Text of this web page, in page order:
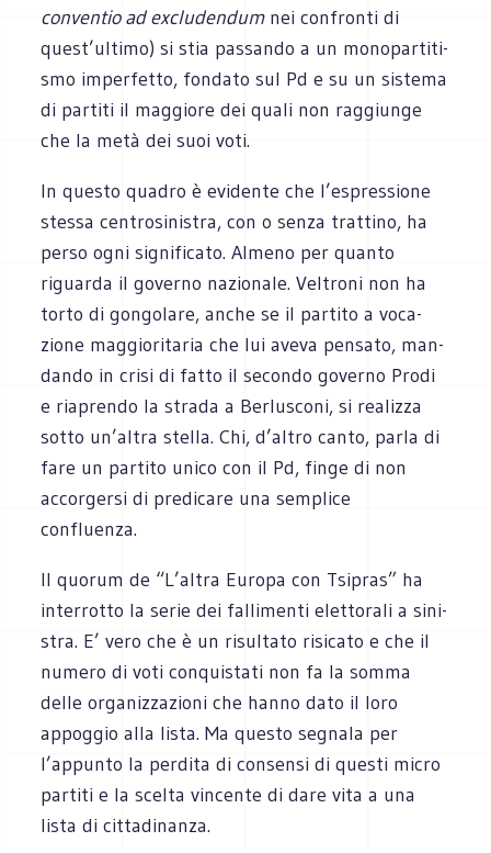
con­ven­tio ad exclu­den­dumnei con­fronti di
quest’ultimo) si stia pas­sando a un mono­par­ti­ti­
smo imper­fetto, fon­dato sul Pd e su un sistema
di par­titi il mag­giore dei quali non rag­giunge
che la metà dei suoi voti.
In que­sto qua­dro è evi­dente che l’espressione
stessa cen­tro­si­ni­stra, con o senza trat­tino, ha
perso ogni signi­fi­cato. Almeno per quanto
riguarda il governo nazio­nale. Vel­troni non ha
torto di gon­go­lare, anche se il par­tito a voca­
zione mag­gio­ri­ta­ria che lui aveva pen­sato, man­
dando in crisi di fatto il secondo governo Prodi
e ria­prendo la strada a Ber­lu­sconi, si rea­lizza
sotto un’altra stella. Chi, d’altro canto, parla di
fare un par­tito unico con il Pd, finge di non
accor­gersi di pre­di­care una sem­plice
confluenza.
Il quo­rum de “L’altra Europa con Tsi­pras” ha
inter­rotto la serie dei fal­li­menti elet­to­rali a sini­
stra. E’ vero che è un risul­tato risi­cato e che il
numero di voti con­qui­stati non fa la somma
delle orga­niz­za­zioni che hanno dato il loro
appog­gio alla lista. Ma que­sto segnala per
l’appunto la per­dita di con­sensi di que­sti micro
par­titi e la scelta vin­cente di dare vita a una
lista di cit­ta­di­nanza.